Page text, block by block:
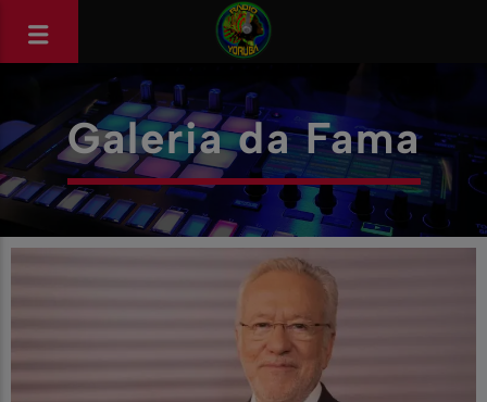
Galeria da Fama